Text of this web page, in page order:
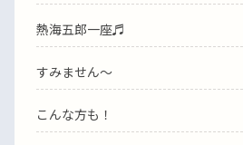
熱海五郎一座♬
すみません〜
こんな方も！